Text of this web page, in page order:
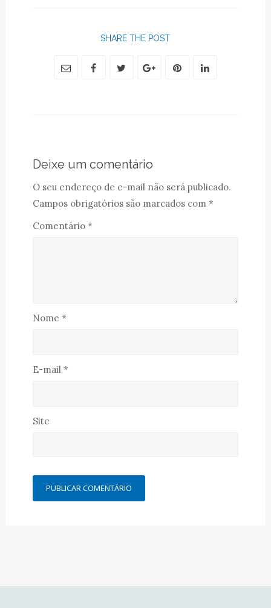
SHARE THE POST
Deixe um comentário
O seu endereço de e-mail não será publicado.
Campos obrigatórios são marcados com *
Comentário *
Nome *
E-mail *
Site